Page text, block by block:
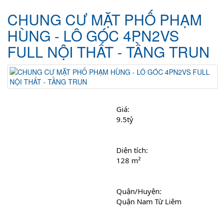
CHUNG CƯ MẶT PHỐ PHẠM
HÙNG - LÔ GÓC 4PN2VS
FULL NỘI THẤT - TẦNG TRUN
Giá:
9.5tỷ
Diện tích:
128 m²
Quận/Huyện:
Quận Nam Từ Liêm